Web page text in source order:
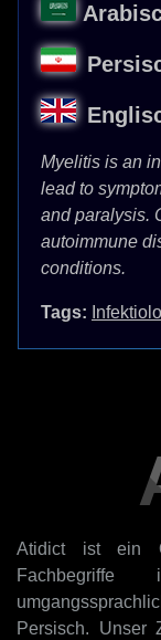
Myelitis is an
lead to
and paralysis.
autoimmune
conditions.
Tags:
Atidict ist ein
Persisch. Unser